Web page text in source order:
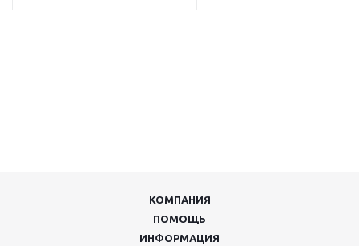
КОМПАНИЯ
ПОМОЩЬ
ИНФОРМАЦИЯ